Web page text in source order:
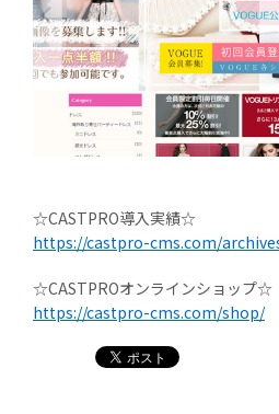
☆CASTPRO導入実績☆
https://castpro-cms.com/
☆CASTPROオンラインショップ☆
https://castpro-cms.com/shop/